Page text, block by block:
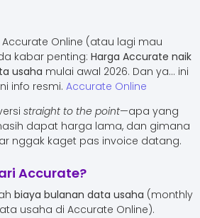
Online (atau lagi mau
kabar penting: Harga Accurate naik
usaha mulai awal 2026. Dan ya… ini
info resmi. Accurate Online
straight to the point—apa yang
dapat harga lama, dan gimana
nggak kaget pas invoice datang.
Accurate?
biaya bulanan data usaha (monthly
usaha di Accurate Online).